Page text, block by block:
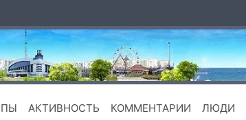
АКТИВНОСТЬ КОММЕНТАРИИ ЛЮДИ